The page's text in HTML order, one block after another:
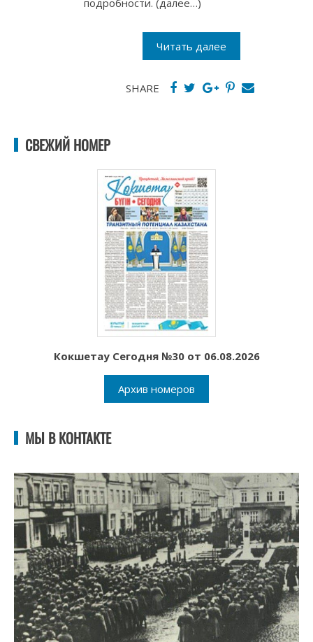
подробности. (далее…)
Читать далее
SHARE
СВЕЖИЙ НОМЕР
Кокшетау Сегодня №30 от 06.08.2026
Архив номеров
МЫ В КОНТАКТЕ